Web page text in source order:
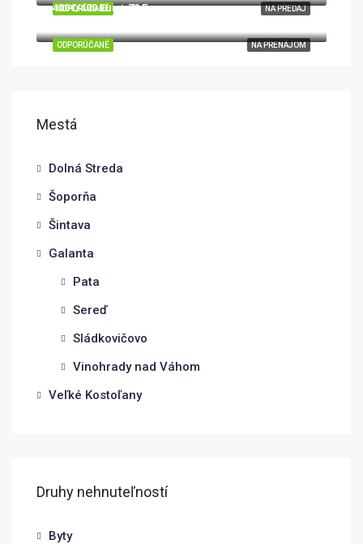
NA PREDAJ
ODPORÚČANÉ
NA PRENÁJOM
ODPORÚČANÉ
400€/400 Eur + 70 Eur
Mestá
Dolná Streda
Šoporňa
Šintava
Galanta
Pata
Sereď
Sládkovičovo
Vinohrady nad Váhom
Veľké Kostoľany
Druhy nehnuteľností
Byty